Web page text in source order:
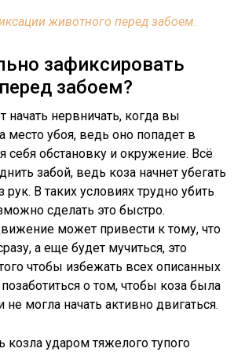
животного перед забоем.
зафиксировать
забоем?
нервничать, когда вы
место убоя, ведь оно попадет в
себя обстановку и окружение. Всё
забой, ведь коза начнет убегать
В таких условиях трудно убить
сделать это быстро.
может привести к тому, что
а еще будет мучиться, это
чтобы избежать всех описанных
о том, чтобы коза была
не могла начать активно двигаться.
ударом тяжелого тупого